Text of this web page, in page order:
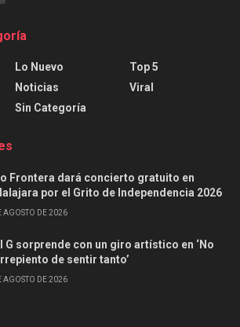
Lo Nuevo
Noticias
Sin Categoría
Top 5
Viral
Frontera dará concierto gratuito en
por el Grito de Independencia 2026
AGOSTO DE 2026
G sorprende con un giro artístico en ‘No
de sentir tanto’
AGOSTO DE 2026